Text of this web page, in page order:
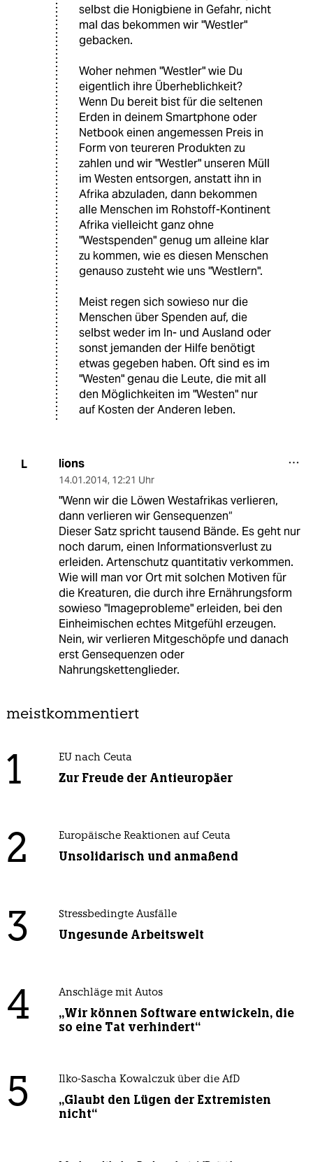
selbst die Honigbiene in Gefahr, nicht
mal das bekommen wir "Westler"
gebacken.
Woher nehmen "Westler" wie Du
eigentlich ihre Überheblichkeit?
Wenn Du bereit bist für die seltenen
Erden in deinem Smartphone oder
Netbook einen angemessen Preis in
Form von teureren Produkten zu
zahlen und wir "Westler" unseren Müll
im Westen entsorgen, anstatt ihn in
Afrika abzuladen, dann bekommen
alle Menschen im Rohstoff-Kontinent
Afrika vielleicht ganz ohne
"Westspenden" genug um alleine klar
zu kommen, wie es diesen Menschen
genauso zusteht wie uns "Westlern".
Meist regen sich sowieso nur die
Menschen über Spenden auf, die
selbst weder im In- und Ausland oder
sonst jemanden der Hilfe benötigt
etwas gegeben haben. Oft sind es im
"Westen" genau die Leute, die mit all
den Möglichkeiten im "Westen" nur
auf Kosten der Anderen leben.
L lions
14.01.2014, 12:21 Uhr
"Wenn wir die Löwen Westafrikas verlieren,
dann verlieren wir Gensequenzen“
Dieser Satz spricht tausend Bände. Es geht nur
noch darum, einen Informationsverlust zu
erleiden. Artenschutz quantitativ verkommen.
Wie will man vor Ort mit solchen Motiven für
die Kreaturen, die durch ihre Ernährungsform
sowieso "Imageprobleme" erleiden, bei den
Einheimischen echtes Mitgefühl erzeugen.
Nein, wir verlieren Mitgeschöpfe und danach
erst Gensequenzen oder
Nahrungskettenglieder.
meistkommentiert
1 EU nach Ceuta
Zur Freude der Antieuropäer
2 Europäische Reaktionen auf Ceuta
Unsolidarisch und anmaßend
3 Stressbedingte Ausfälle
Ungesunde Arbeitswelt
4 Anschläge mit Autos
„Wir können Software entwickeln, die
so eine Tat verhindert“
5 Ilko-Sascha Kowalczuk über die AfD
„Glaubt den Lügen der Extremisten
nicht“